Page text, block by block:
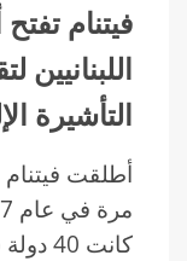
فيتنام
التأشيرة
أطلقت فيتنام
كانت